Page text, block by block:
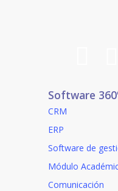
Software
CRM
ERP
Software de
Módulo
Comunicación